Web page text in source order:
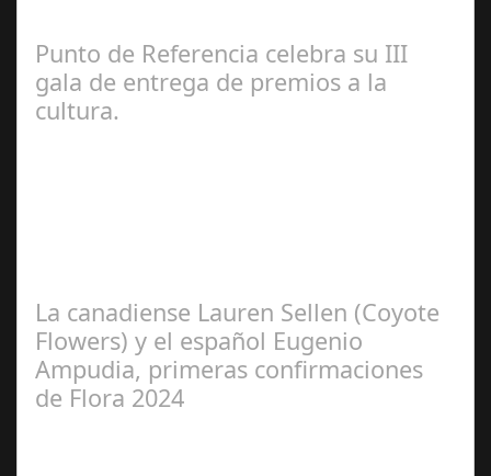
Punto de Referencia celebra su III
gala de entrega de premios a la
cultura.
La canadiense Lauren Sellen (Coyote
Flowers) y el español Eugenio
Ampudia, primeras confirmaciones
de Flora 2024